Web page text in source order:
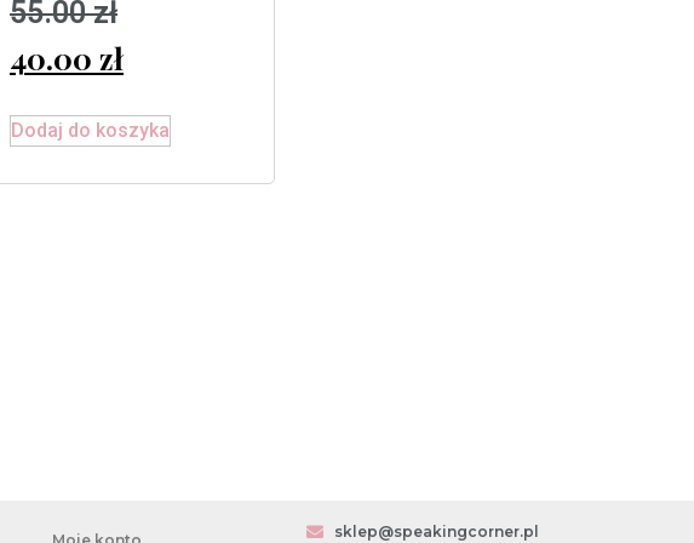
na 5
55.00zł
40.00 zł
Dodaj do koszyka
sklep@speakingcorner.pl